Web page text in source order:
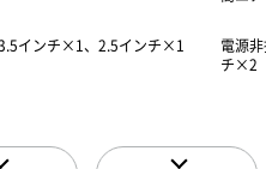
インチ×1、2.5インチ×1
電源
チ×2